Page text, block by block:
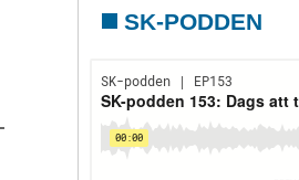
SK-PODDEN